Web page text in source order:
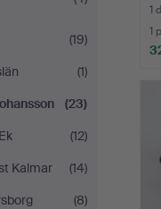
(19)
(1)
(23)
(12)
Kalmar
(14)
(8)
1
1